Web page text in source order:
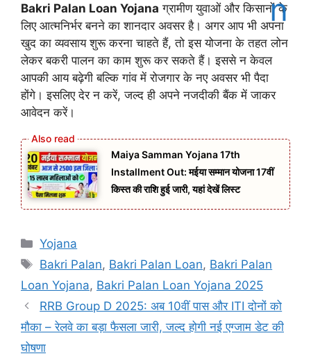
Bakri Palan Loan Yojana ग्रामीण युवाओं और किसानों के
लिए आत्मनिर्भर बनने का शानदार अवसर है। अगर आप भी अपना
खुद का व्यवसाय शुरू करना चाहते हैं, तो इस योजना के तहत लोन
लेकर बकरी पालन का काम शुरू कर सकते हैं। इससे न केवल
आपकी आय बढ़ेगी बल्कि गांव में रोजगार के नए अवसर भी पैदा
होंगे। इसलिए देर न करें, जल्द ही अपने नजदीकी बैंक में जाकर
आवेदन करें।
Maiya Samman Yojana 17th
Installment Out: मईया सम्मान योजना 17वीं
किस्त की राशि हुई जारी, यहां देखें लिस्ट
Categories
Yojana
Tags
Bakri Palan, Bakri Palan Loan, Bakri Palan
Loan Yojana, Bakri Palan Loan Yojana 2025
RRB Group D 2025: अब 10वीं पास और ITI दोनों को
मौका – रेलवे का बड़ा फैसला जारी, जल्द होगी नई एग्जाम डेट की
घोषणा